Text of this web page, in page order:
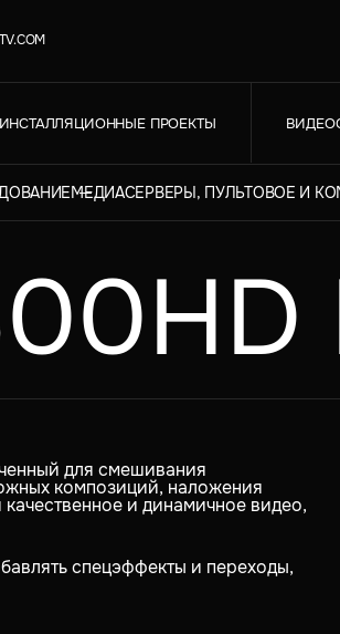
ИНСТАЛЛЯЦИОННЫЕ ПРОЕКТЫ
МЕДИАСЕРВЕРЫ, ПУЛЬТОВОЕ И
для смешивания
композиций, наложения
и динамичное видео,
спецэффекты и переходы,